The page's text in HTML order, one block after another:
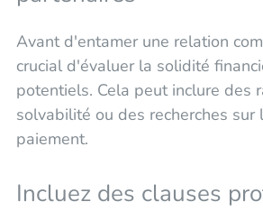
Avant d'entamer une relation
crucial d'évaluer la solidité
potentiels. Cela peut inclure des
solvabilité ou des recherches sur
paiement.
Incluez des clauses